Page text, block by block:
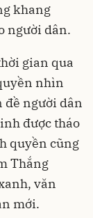
khang
người dân.
gian qua
nhìn
đề người dân
được tháo
quyền cũng
Thắng
văn
mới.